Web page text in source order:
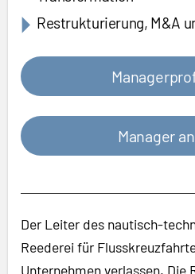
Restrukturierung, M&A
Manager
Der Leiter des nautisch-
Reederei für
Unternehmen verlassen.